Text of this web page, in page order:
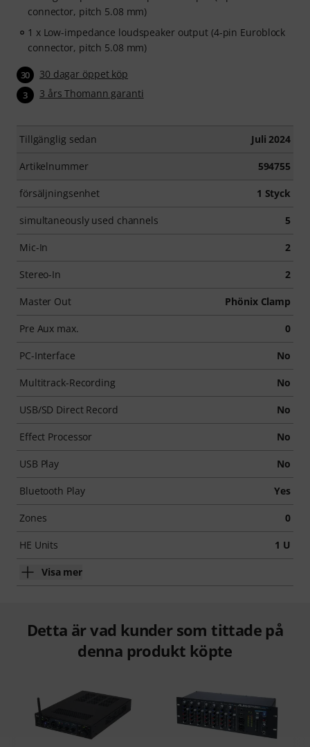
connector, pitch 5.08 mm)
1 x Low-impedance loudspeaker output (4-pin Euroblock
connector, pitch 5.08 mm)
30 30 dagar öppet köp
3 3 års Thomann garanti
Tillgänglig sedan Juli 2024
Artikelnummer 594755
försäljningsenhet 1 Styck
simultaneously used channels 5
Mic-In 2
Stereo-In 2
Master Out Phönix Clamp
Pre Aux max. 0
PC-Interface No
Multitrack-Recording No
USB/SD Direct Record No
Effect Processor No
USB Play No
Bluetooth Play Yes
Zones 0
HE Units 1 U
Visa mer
Detta är vad kunder som tittade på
denna produkt köpte